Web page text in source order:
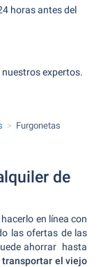
horas antes del
expertos.
Furgonetas
de
en línea con
las ofertas de las
ahorrar hasta
transportar el viejo